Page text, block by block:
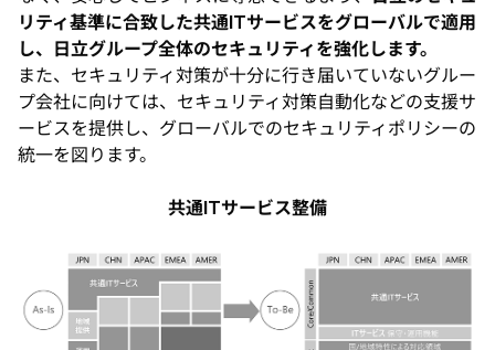
リティ基準に合致した共通ITサービスをグローバルで適用
し、日立グループ全体のセキュリティを強化します。
また、セキュリティ対策が十分に行き届いていないグルー
プ会社に向けては、セキュリティ対策自動化などの支援サ
ービスを提供し、グローバルでのセキュリティポリシーの
統一を図ります。
共通ITサービス整備